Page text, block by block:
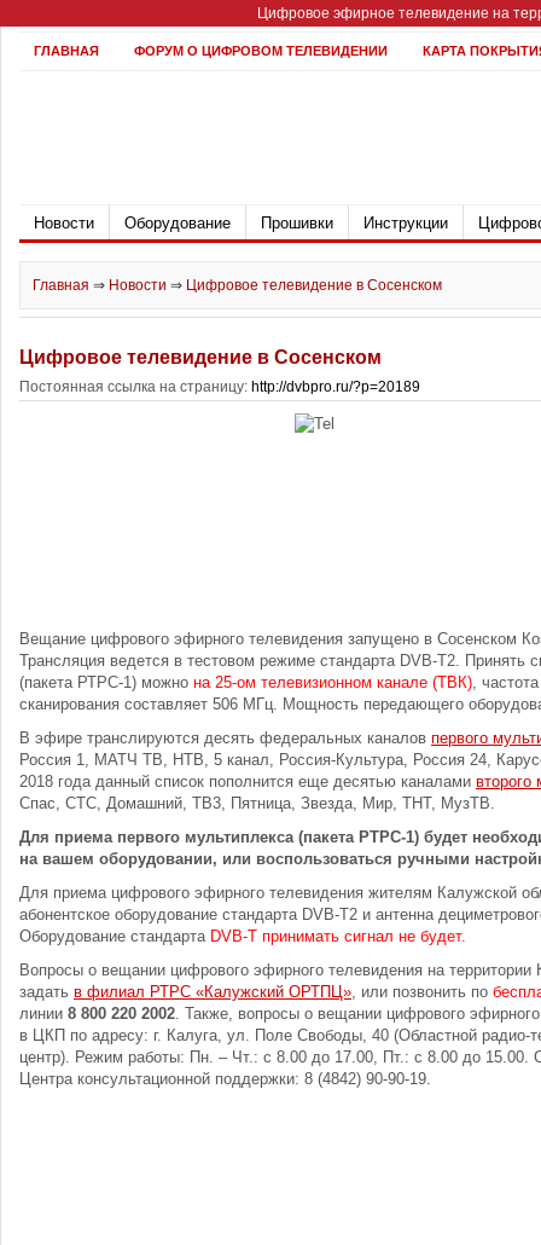
Цифровое эфирное телевидение на
ГЛАВНАЯ ФОРУМ О ЦИФРОВОМ ТЕЛЕВИДЕНИИ КАРТА
Новости Оборудование Прошивки Инструкции
Главная ⇒ Новости ⇒ Цифровое телевидение в Сосенском
Цифровое телевидение в Сосенском
Постоянная ссылка на страницу: http://dvbpro.ru/?p=20189
Вещание цифрового эфирного телевидения запущено в Сосенском
Трансляция ведется в тестовом режиме стандарта DVB-T2. Принять
(пакета РТРС-1) можно на 25-ом телевизионном канале (ТВК),
сканирования составляет 506 МГц. Мощность передающего
В эфире транслируются десять федеральных каналов первого
Россия 1, МАТЧ ТВ, НТВ, 5 канал, Россия-Культура, Россия 24,
2018 года данный список пополнится еще десятью каналами второго
Спас, СТС, Домашний, ТВ3, Пятница, Звезда, Мир, ТНТ, МузТВ.
Для приема первого мультиплекса (пакета РТРС-1) будет
на вашем оборудовании, или воспользоваться ручными
Для приема цифрового эфирного телевидения жителям Калужской
абонентское оборудование стандарта DVB-T2 и антенна
Оборудование стандарта DVB-T принимать сигнал не будет.
Вопросы о вещании цифрового эфирного телевидения на
задать в филиал РТРС «Калужский ОРТПЦ», или позвонить по
линии 8 800 220 2002. Также, вопросы о вещании цифрового
в ЦКП по адресу: г. Калуга, ул. Поле Свободы, 40 (Областной радио-
центр). Режим работы: Пн. – Чт.: с 8.00 до 17.00, Пт.: с 8.00 до
Центра консультационной поддержки: 8 (4842) 90-90-19.